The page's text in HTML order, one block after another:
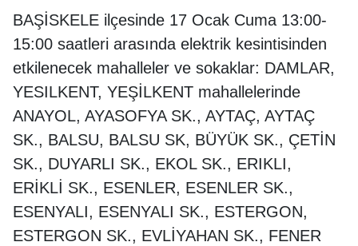
BAŞİSKELE ilçesinde 17 Ocak Cuma 13:00-
15:00 saatleri arasında elektrik kesintisinden
etkilenecek mahalleler ve sokaklar: DAMLAR,
YESILKENT, YEŞİLKENT mahallelerinde
ANAYOL, AYASOFYA SK., AYTAÇ, AYTAÇ
SK., BALSU, BALSU SK, BÜYÜK SK., ÇETİN
SK., DUYARLI SK., EKOL SK., ERIKLI,
ERİKLİ SK., ESENLER, ESENLER SK.,
ESENYALI, ESENYALI SK., ESTERGON,
ESTERGON SK., EVLİYAHAN SK., FENER